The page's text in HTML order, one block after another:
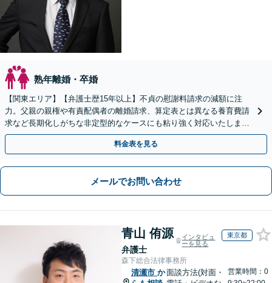
熟年離婚・卒婚
【関東エリア】【弁護士歴15年以上】不貞の慰謝料請求の減額に注
力。父親の親権や有責配偶者の離婚請求、算定表とは異なる養育費請
求など長期化しがちな非定型的なケースにも粘り強く対応いたしま
す。【初回相談30分無料】【休日・夜間相談可】
料金表を見る
メールでお問い合わせ
青山 侑源
弁護士
インタビュ
ーを見る
東京都
森下総合法律事務所
清瀬市 か面談方法(対面・
営業時間：0